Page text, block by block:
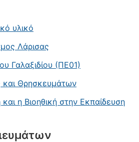
υλικό
Λάρισας
Γαλαξιδίου (ΠΕ01)
και Θρησκευμάτων
και η Βιοηθική στην Εκπαίδευση